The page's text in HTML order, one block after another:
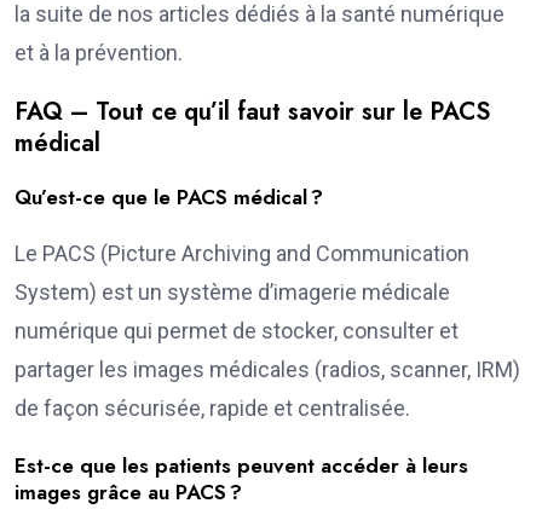
la suite de nos articles dédiés à la santé numérique
et à la prévention.
FAQ – Tout ce qu’il faut savoir sur le PACS
médical
Qu’est-ce que le PACS médical ?
Le PACS (Picture Archiving and Communication
System) est un système d’imagerie médicale
numérique qui permet de stocker, consulter et
partager les images médicales (radios, scanner, IRM)
de façon sécurisée, rapide et centralisée.
Est-ce que les patients peuvent accéder à leurs
images grâce au PACS ?